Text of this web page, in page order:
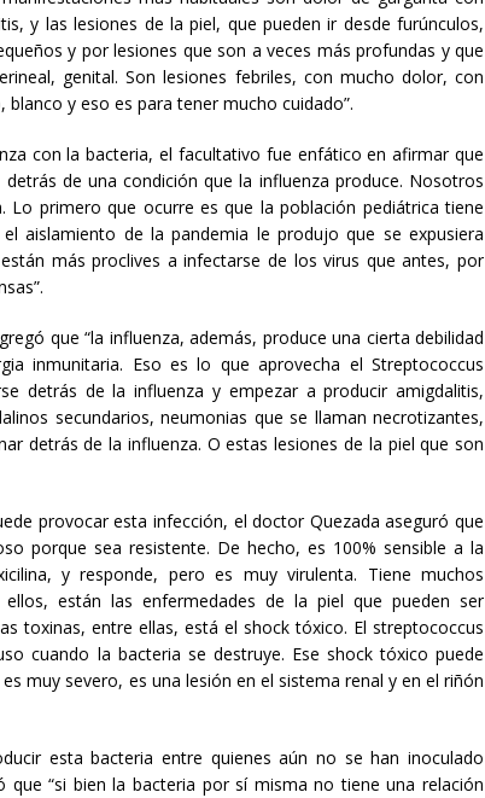
y las lesiones de la piel, que pueden ir desde furúnculos,
y por lesiones que son a veces más profundas y que
genital. Son lesiones febriles, con mucho dolor, con
y eso es para tener mucho cuidado”.
con la bacteria, el facultativo fue enfático en afirmar que
de una condición que la influenza produce. Nosotros
primero que ocurre es que la población pediátrica tiene
aislamiento de la pandemia le produjo que se expusiera
más proclives a infectarse de los virus que antes, por
que “la influenza, además, produce una cierta debilidad
inmunitaria. Eso es lo que aprovecha el Streptococcus
detrás de la influenza y empezar a producir amigdalitis,
secundarios, neumonias que se llaman necrotizantes,
detrás de la influenza. O estas lesiones de la piel que son
provocar esta infección, el doctor Quezada aseguró que
porque sea resistente. De hecho, es 100% sensible a la
y responde, pero es muy virulenta. Tiene muchos
están las enfermedades de la piel que pueden ser
toxinas, entre ellas, está el shock tóxico. El streptococcus
cuando la bacteria se destruye. Ese shock tóxico puede
muy severo, es una lesión en el sistema renal y en el riñón
esta bacteria entre quienes aún no se han inoculado
“si bien la bacteria por sí misma no tiene una relación